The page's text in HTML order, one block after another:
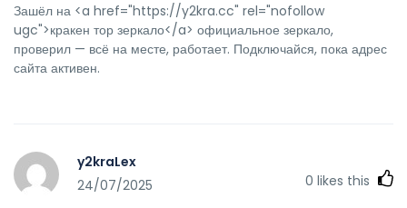
Зашёл на <a href="https://y2kra.cc" rel="nofollow
ugc">кракен тор зеркало</a> официальное зеркало,
проверил — всё на месте, работает. Подключайся, пока адрес
сайта активен.
y2kraLex
24/07/2025
0 likes this